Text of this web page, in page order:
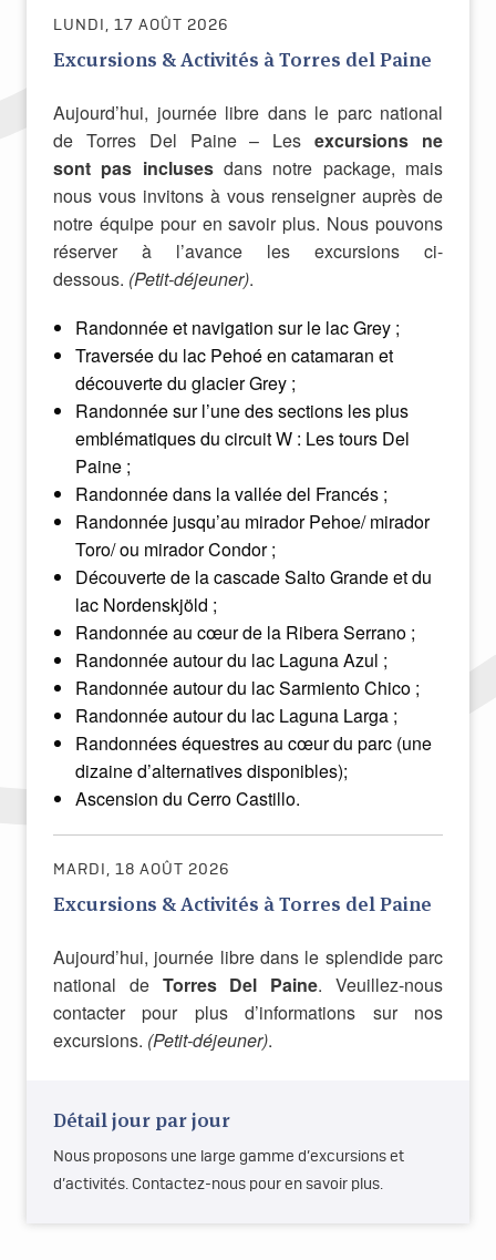
LUNDI, 17 AOÛT 2026
Excursions & Activités à Torres del Paine
Aujourd’hui, journée libre dans le parc national
de Torres Del Paine – Les excursions ne
sont pas incluses dans notre package, mais
nous vous invitons à vous renseigner auprès de
notre équipe pour en savoir plus. Nous pouvons
réserver à l’avance les excursions ci-
dessous. (Petit-déjeuner).
Randonnée et navigation sur le lac Grey ;
Traversée du lac Pehoé en catamaran et
découverte du glacier Grey ;
Randonnée sur l’une des sections les plus
emblématiques du circuit W : Les tours Del
Paine ;
Randonnée dans la vallée del Francés ;
Randonnée jusqu’au mirador Pehoe/ mirador
Toro/ ou mirador Condor ;
Découverte de la cascade Salto Grande et du
lac Nordenskjöld ;
Randonnée au cœur de la Ribera Serrano ;
Randonnée autour du lac Laguna Azul ;
Randonnée autour du lac Sarmiento Chico ;
Randonnée autour du lac Laguna Larga ;
Randonnées équestres au cœur du parc (une
dizaine d’alternatives disponibles);
Ascension du Cerro Castillo.
MARDI, 18 AOÛT 2026
Excursions & Activités à Torres del Paine
Aujourd’hui, journée libre dans le splendide parc
national de Torres Del Paine. Veuillez-nous
contacter pour plus d’informations sur nos
excursions. (Petit-déjeuner).
Détail jour par jour
Nous proposons une large gamme d’excursions et
d’activités. Contactez-nous pour en savoir plus.